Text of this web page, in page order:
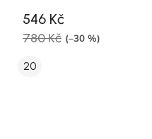
546 Kč
780 Kč (–30 %)
20